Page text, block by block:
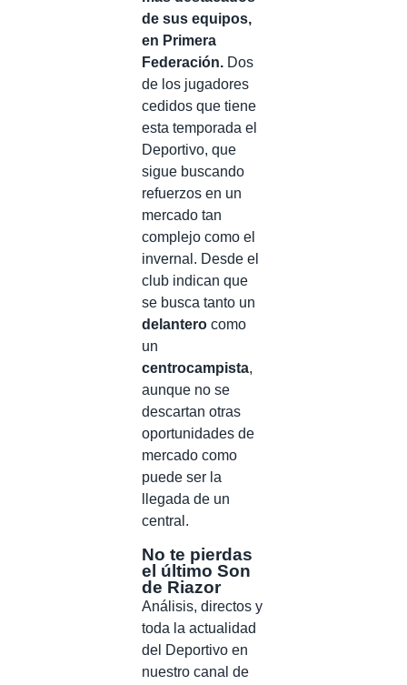
de sus equipos,
en Primera
Federación. Dos
de los jugadores
cedidos que tiene
esta temporada el
Deportivo, que
sigue buscando
refuerzos en un
mercado tan
complejo como el
invernal. Desde el
club indican que
se busca tanto un
delantero como
un
centrocampista,
aunque no se
descartan otras
oportunidades de
mercado como
puede ser la
llegada de un
central.
No te pierdas
el último Son
de Riazor
Análisis, directos y
toda la actualidad
del Deportivo en
nuestro canal de